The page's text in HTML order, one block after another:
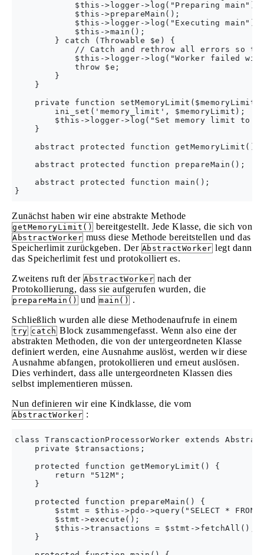
            $this->logger->log("Preparing main");
            $this->prepareMain();
            $this->logger->log("Executing main");
            $this->main();
        } catch (Throwable $e) {
// Catch and rethrow all errors so
$this->logger->log("Worker failed
            throw $e;
        }
    }
private function setMemoryLimit($memoryLimit)
        ini_set('memory_limit', $memoryLimit);
$this->logger->log("Set memory limit to
    }
    abstract protected function getMemoryLimit();
    abstract protected function prepareMain();
    abstract protected function main();
Zunächst haben wir eine abstrakte Methode
getMemoryLimit() bereitgestellt. Jede Klasse, die sich von
AbstractWorker muss diese Methode bereitstellen und das
Speicherlimit zurückgeben. Der AbstractWorker legt dann
das Speicherlimit fest und protokolliert es.
Zweitens ruft der AbstractWorker nach der
Protokollierung, dass sie aufgerufen wurden, die
prepareMain() und main()
.
Schließlich wurden alle diese Methodenaufrufe in einem
try catch Block zusammengefasst. Wenn also eine der
abstrakten Methoden, die von der untergeordneten Klasse
definiert werden, eine Ausnahme auslöst, werden wir diese
Ausnahme abfangen, protokollieren und erneut auslösen.
Dies verhindert, dass alle untergeordneten Klassen dies
selbst implementieren müssen.
Nun definieren wir eine Kindklasse, die vom
AbstractWorker :
class TranscactionProcessorWorker extends
    private $transactions;
    protected function getMemoryLimit() {
        return "512M";
    }
    protected function prepareMain() {
$stmt = $this->pdo->query("SELECT * FROM
        $stmt->execute();
        $this->transactions = $stmt->fetchAll();
    }